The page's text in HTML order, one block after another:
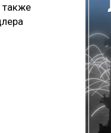
также